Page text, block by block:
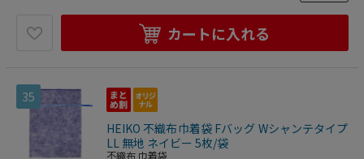
カートに入れる
35
HEIKO 不織布巾着袋 Fバッグ Wシャンテタイプ
LL 無地 ネイビー 5枚/袋
不織布 巾着袋